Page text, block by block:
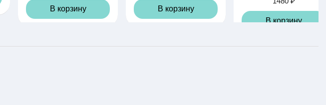
В корзину В корзину
В корзину